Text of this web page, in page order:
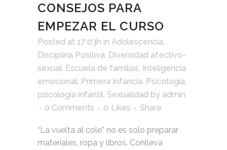
CONSEJOS PARA
EMPEZAR EL CURSO
Posted at 17:03h in Adolescencia,
Disciplina Positiva, Diversidad afectivo-
sexual, Escuela de familias, Inteligencia
emocional, Primera Infancia, Psicología,
psicología infantil, Sexualidad by admin
0 Comments
0 Likes Share
“La vuelta al cole” no es solo preparar
materiales, ropa y libros. Conlleva